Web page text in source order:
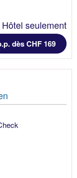
seulement
dès CHF 169